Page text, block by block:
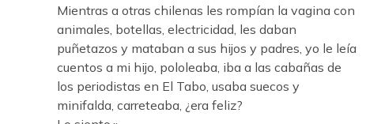
Mientras a otras chilenas les rompían la vagina con
animales, botellas, electricidad, les daban
puñetazos y mataban a sus hijos y padres, yo le leía
cuentos a mi hijo, pololeaba, iba a las cabañas de
los periodistas en El Tabo, usaba suecos y
minifalda, carreteaba, ¿era feliz?